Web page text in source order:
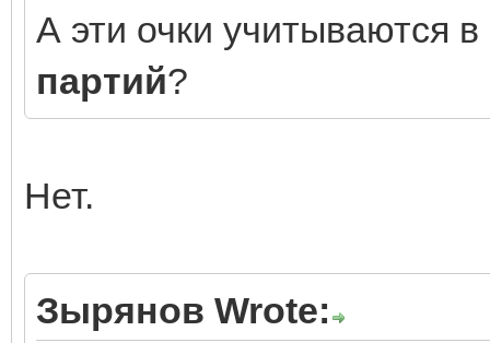
А эти очки учитываются
партий?
Нет.
Зырянов Wrote: